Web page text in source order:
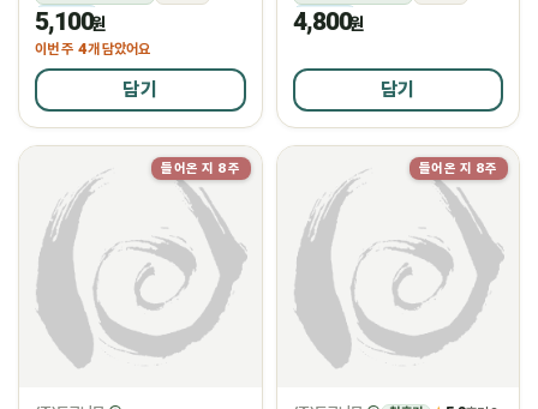
냉장
5,100원
이번 주 4개 담았어요
담기
냉장
4,800원
담기
들어온 지 8주 들어온 지 8주